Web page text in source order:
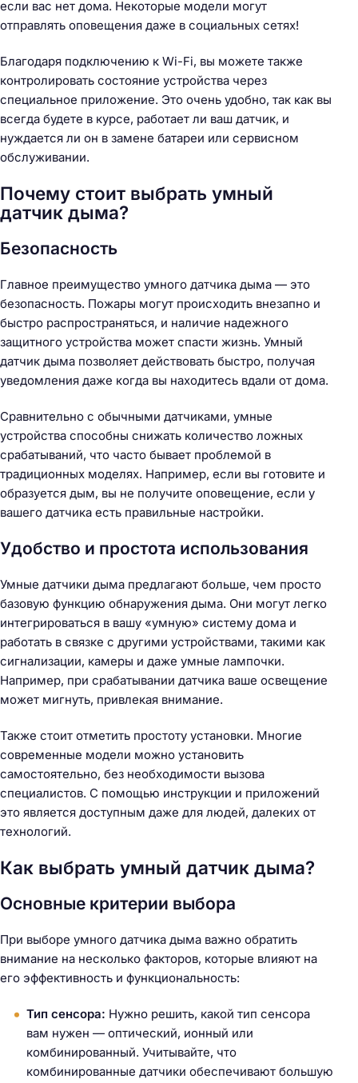
если вас нет дома. Некоторые модели могут
отправлять оповещения даже в социальных сетях!
Благодаря подключению к Wi-Fi, вы можете также
контролировать состояние устройства через
специальное приложение. Это очень удобно, так как вы
всегда будете в курсе, работает ли ваш датчик, и
нуждается ли он в замене батареи или сервисном
обслуживании.
Почему стоит выбрать умный
датчик дыма?
Безопасность
Главное преимущество умного датчика дыма — это
безопасность. Пожары могут происходить внезапно и
быстро распространяться, и наличие надежного
защитного устройства может спасти жизнь. Умный
датчик дыма позволяет действовать быстро, получая
уведомления даже когда вы находитесь вдали от дома.
Сравнительно с обычными датчиками, умные
устройства способны снижать количество ложных
срабатываний, что часто бывает проблемой в
традиционных моделях. Например, если вы готовите и
образуется дым, вы не получите оповещение, если у
вашего датчика есть правильные настройки.
Удобство и простота использования
Умные датчики дыма предлагают больше, чем просто
базовую функцию обнаружения дыма. Они могут легко
интегрироваться в вашу «умную» систему дома и
работать в связке с другими устройствами, такими как
сигнализации, камеры и даже умные лампочки.
Например, при срабатывании датчика ваше освещение
может мигнуть, привлекая внимание.
Также стоит отметить простоту установки. Многие
современные модели можно установить
самостоятельно, без необходимости вызова
специалистов. С помощью инструкции и приложений
это является доступным даже для людей, далеких от
технологий.
Как выбрать умный датчик дыма?
Основные критерии выбора
При выборе умного датчика дыма важно обратить
внимание на несколько факторов, которые влияют на
его эффективность и функциональность:
Тип сенсора: Нужно решить, какой тип сенсора
вам нужен — оптический, ионный или
комбинированный. Учитывайте, что
комбинированные датчики обеспечивают большую